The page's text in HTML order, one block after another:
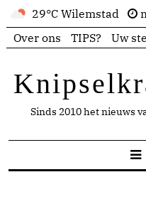
29°C Wilemstad
Over ons
TIPS? Uw
Sinds 2010 het nieuws